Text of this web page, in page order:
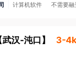
计算机软件 不需要融
武汉-沌口 】 3-4k